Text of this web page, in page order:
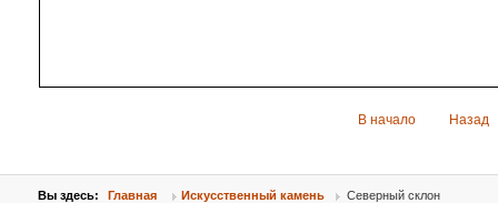
В начало Назад
Вы здесь: Главная Искусственный камень Северный склон